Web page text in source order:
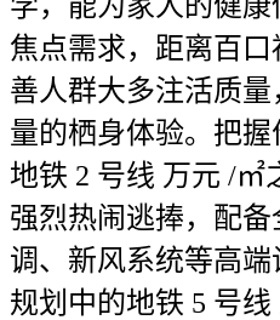
焦点需求，距离百口
善人群大多注活质
量的栖身体验。把
地铁 2 号线 万元 /㎡
强烈热闹逃捧，配
调、新风系统等高
规划中的地铁 5 号